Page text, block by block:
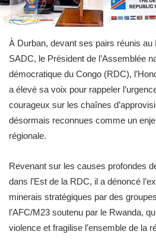
À Durban, devant ses pairs réunis
SADC, le Président de l’Assemblée
démocratique du Congo (RDC),
a élevé sa voix pour rappeler
courageux sur les chaînes
désormais reconnues comme un
régionale.
Revenant sur les causes profondes
dans l’Est de la RDC, il a dénoncé
minerais stratégiques par des
l’AFC/M23 soutenu par le Rwanda,
violence et fragilise l’ensemble de la